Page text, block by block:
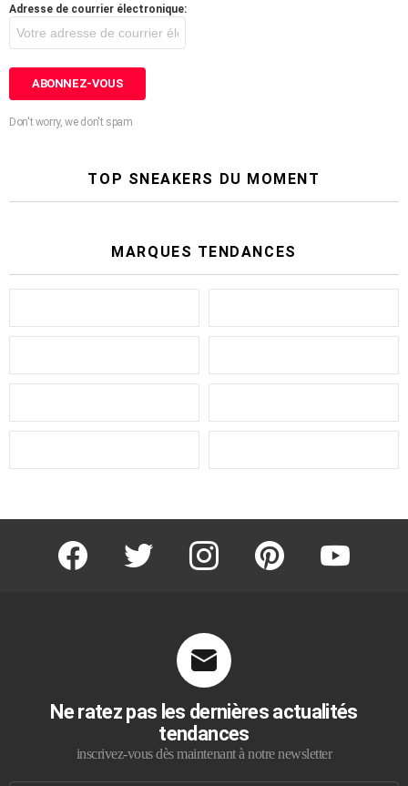
Adresse de courrier électronique:
Don't worry, we don't spam
TOP SNEAKERS DU MOMENT
MARQUES TENDANCES
facebook twitter instagram pinterest youtube
Ne ratez pas les dernières actualités
tendances
inscrivez-vous dès maintenant à notre newsletter